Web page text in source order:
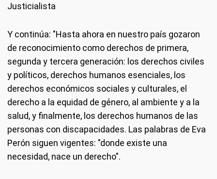
Justicialista
Y continúa: "Hasta ahora en nuestro país gozaron
de reconocimiento como derechos de primera,
segunda y tercera generación: los derechos civiles
y políticos, derechos humanos esenciales, los
derechos económicos sociales y culturales, el
derecho a la equidad de género, al ambiente y a la
salud, y finalmente, los derechos humanos de las
personas con discapacidades. Las palabras de Eva
Perón siguen vigentes: "donde existe una
necesidad, nace un derecho".